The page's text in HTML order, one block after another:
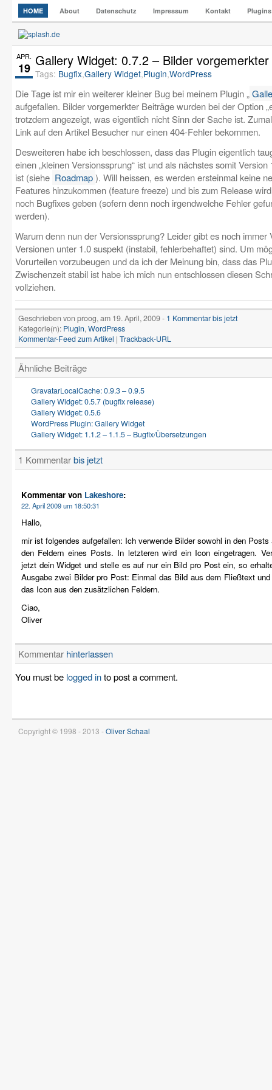
HOME About Datenschutz Impressum Kontakt Plugins
APR.
19 Gallery Widget: 0.7.2 – Bilder
Tags: Bugfix,Gallery Widget,Plugin,WordPress
Die Tage ist mir ein weiterer kleiner Bug bei meinem Plugin „
aufgefallen. Bilder vorgemerkter Beiträge wurden bei der Option
trotzdem angezeigt, was eigentlich nicht Sinn der Sache ist.
Link auf den Artikel Besucher nur einen 404-Fehler bekommen.
Desweiteren habe ich beschlossen, dass das Plugin eigentlich
einen „kleinen Versionssprung“ ist und als nächstes somit Version
ist (siehe Roadmap). Will heissen, es werden ersteinmal keine
Features hinzukommen (feature freeze) und bis zum Release
noch Bugfixes geben (sofern denn noch irgendwelche Fehler
werden).
Warum denn nun der Versionssprung? Leider gibt es noch immer
Versionen unter 1.0 suspekt (instabil, fehlerbehaftet) sind. Um
Vorurteilen vorzubeugen und da ich der Meinung bin, dass das
Zwischenzeit stabil ist habe ich mich nun entschlossen diesen
vollziehen.
Geschrieben von proog, am 19. April, 2009 - 1 Kommentarbis jetzt
Kategorie(n): Plugin,WordPress
Kommentar-Feed zum Artikel | Trackback-URL
Ähnliche Beiträge
GravatarLocalCache: 0.9.3 – 0.9.5
Gallery Widget: 0.5.7 (bugfix release)
Gallery Widget: 0.5.6
WordPress Plugin: Gallery Widget
Gallery Widget: 1.1.2 – 1.1.5 – Bugfix/Übersetzungen
1 Kommentarbis jetzt
Kommentar von Lakeshore:
22. April 2009 um 18:50:31
Hallo,
mir ist folgendes aufgefallen: Ich verwende Bilder sowohl in den Posts
den Feldern eines Posts. In letzteren wird ein Icon eingetragen.
jetzt dein Widget und stelle es auf nur ein Bild pro Post ein, so
Ausgabe zwei Bilder pro Post: Einmal das Bild aus dem Fließtext
das Icon aus den zusätzlichen Feldern.
Ciao,
Oliver
Kommentar hinterlassen
You must be logged into post a comment.
Copyright © 1998 - 2013 -Oliver Schaal